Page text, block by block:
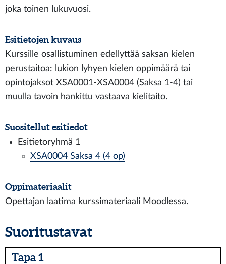
joka toinen lukuvuosi.
Esitietojen kuvaus
Kurssille osallistuminen edellyttää saksan kielen
perustaitoa: lukion lyhyen kielen oppimäärä tai
opintojaksot XSA0001-XSA0004 (Saksa 1-4) tai
muulla tavoin hankittu vastaava kielitaito.
Suositellut esitiedot
Esitietoryhmä 1
XSA0004 Saksa 4 (4 op)
Oppimateriaalit
Opettajan laatima kurssimateriaali Moodlessa.
Suoritustavat
Tapa 1